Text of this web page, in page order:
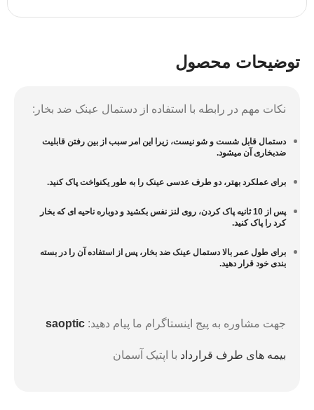
توضیحات محصول
نکات مهم در رابطه با استفاده از دستمال عینک ضد بخار:
دستمال قابل شست و شو نیست، زیرا این امر سبب از بین رفتن قابلیت
ضدبخاری آن میشود.
برای عملکرد بهتر، دو طرف عدسی عینک را به طور یکنواخت پاک کنید.
پس از 10 ثانیه پاک کردن، روی لنز نفس بکشید و دوباره ناحیه ای که بخار
کرد را پاک کنید.
برای طول عمر بالا دستمال عینک ضد بخار، پس از استفاده آن را در بسته
بندی خود قرار دهید.
جهت مشاوره به پیج اینستاگرام ما پیام دهید: saoptic
بیمه های طرف قرارداد با اپتیک آسمان